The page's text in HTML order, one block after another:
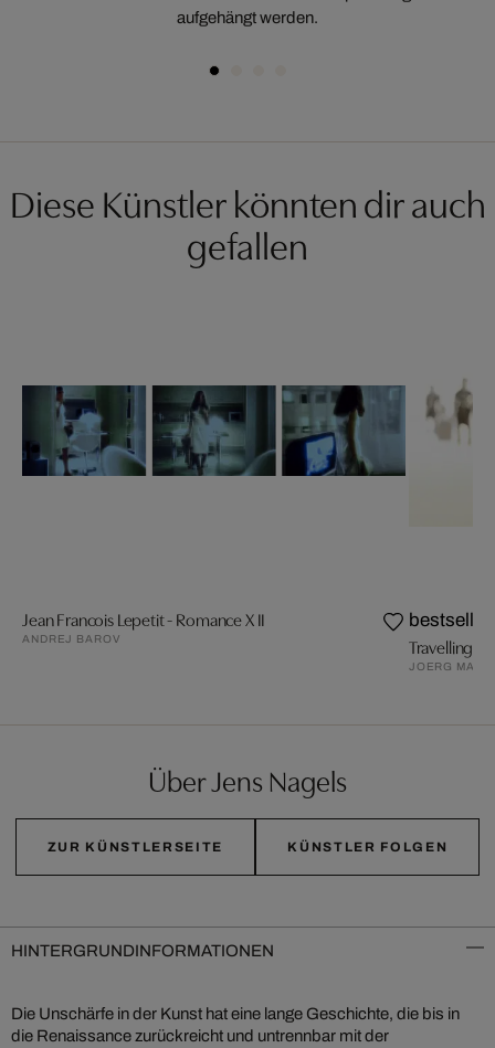
aufgehängt werden.
Diese Künstler könnten dir auch
gefallen
Jean Francois Lepetit - Romance X II
ANDREJ BAROV
bestseller
Travelling VI
JOERG
Über Jens Nagels
ZUR KÜNSTLERSEITE KÜNSTLER FOLGEN
HINTERGRUNDINFORMATIONEN
Die Unschärfe in der Kunst hat eine lange Geschichte, die bis in
die Renaissance zurückreicht und untrennbar mit der